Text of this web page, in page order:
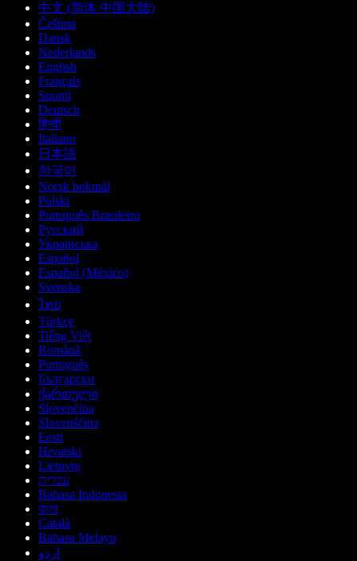
中文 (简体 中国大陆)
Čeština
Dansk
Nederlands
English
Français
Suomi
Deutsch
हिन्दी
Italiano
日本語
한국어
Norsk bokmål
Polski
Português Brasileiro
Русский
Українська
Español
Español (México)
Svenska
ไทย
Türkçe
Tiếng Việt
Română
Português
Български
ქართული
Slovenčina
Slovenščina
Eesti
Hrvatski
Lietuvių
עברית
Bahasa Indonesia
বাংলা
Català
Bahasa Melayu
اردو